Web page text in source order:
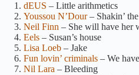
dEUS – Little arithmetics
Youssou N’Dour– Shakin’
Neil Finn – She will have her
Eels – Susan’s house
Lisa Loeb – Jake
Fun lovin’ criminals – We
Nil Lara – Bleeding